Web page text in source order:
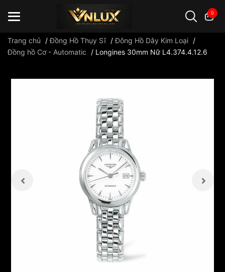
0
Trang chủ /Đồng Hồ Thụy Sĩ /Đông Hồ Dây Kim Loại /
Đồng hồ Cơ - Automatic
/ Longines 30mm Nữ L4.374.4.12.6